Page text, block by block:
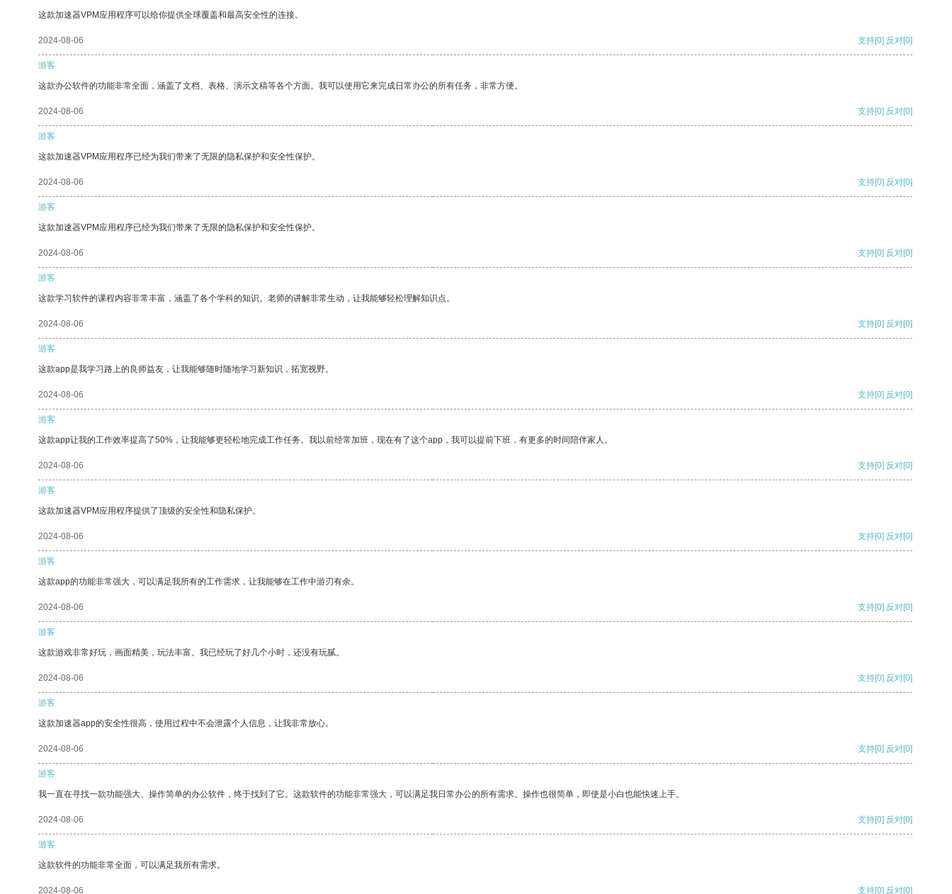
这款加速器VPM应用程序可以给你提供全球覆盖和最高安全性的连接。
2024-08-06 支持[0] 反对[0]
游客
这款办公软件的功能非常全面，涵盖了文档、表格、演示文稿等各个方面。我可以使用它来完成日常办公的所有任务，非常方便。
2024-08-06 支持[0] 反对[0]
游客
这款加速器VPM应用程序已经为我们带来了无限的隐私保护和安全性保护。
2024-08-06 支持[0] 反对[0]
游客
这款加速器VPM应用程序已经为我们带来了无限的隐私保护和安全性保护。
2024-08-06 支持[0] 反对[0]
游客
这款学习软件的课程内容非常丰富，涵盖了各个学科的知识。老师的讲解非常生动，让我能够轻松理解知识点。
2024-08-06 支持[0] 反对[0]
游客
这款app是我学习路上的良师益友，让我能够随时随地学习新知识，拓宽视野。
2024-08-06 支持[0] 反对[0]
游客
这款app让我的工作效率提高了50%，让我能够更轻松地完成工作任务。我以前经常加班，现在有了这个app，我可以提前下班，有更多的时间陪伴家人。
2024-08-06 支持[0] 反对[0]
游客
这款加速器VPM应用程序提供了顶级的安全性和隐私保护。
2024-08-06 支持[0] 反对[0]
游客
这款app的功能非常强大，可以满足我所有的工作需求，让我能够在工作中游刃有余。
2024-08-06 支持[0] 反对[0]
游客
这款游戏非常好玩，画面精美，玩法丰富。我已经玩了好几个小时，还没有玩腻。
2024-08-06 支持[0] 反对[0]
游客
这款加速器app的安全性很高，使用过程中不会泄露个人信息，让我非常放心。
2024-08-06 支持[0] 反对[0]
游客
我一直在寻找一款功能强大、操作简单的办公软件，终于找到了它。这款软件的功能非常强大，可以满足我日常办公的所有需求。操作也很简单，即使是小白也能快速上手。
2024-08-06 支持[0] 反对[0]
游客
这款软件的功能非常全面，可以满足我所有需求。
2024-08-06 支持[0] 反对[0]